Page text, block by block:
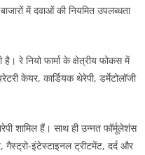
में दवाओं की नियमित उपलब्धता
रे नियो फार्मा के क्षेत्रीय फोकस में
केयर, कार्डियक थेरेपी, डर्मेटोलॉजी
शामिल हैं। साथ ही उन्नत फॉर्मूलेशंस
गैस्ट्रो-इंटेस्टाइनल ट्रीटमेंट, दर्द और